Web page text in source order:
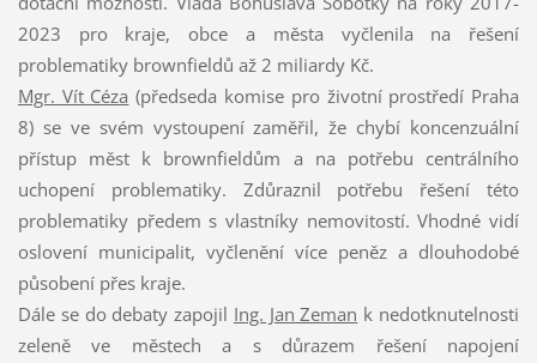
2023 pro kraje, obce a města vyčlenila na řešení
problematiky brownfieldů až 2 miliardy Kč.
Mgr. Vít Céza (předseda komise pro životní prostředí Praha
8) se ve svém vystoupení zaměřil, že chybí koncenzuální
přístup měst k brownfieldům a na potřebu centrálního
uchopení problematiky. Zdůraznil potřebu řešení této
problematiky předem s vlastníky nemovitostí. Vhodné vidí
oslovení municipalit, vyčlenění více peněz a dlouhodobé
působení přes kraje.
Dále se do debaty zapojil Ing. Jan Zeman k nedotknutelnosti
zeleně ve městech a s důrazem řešení napojení